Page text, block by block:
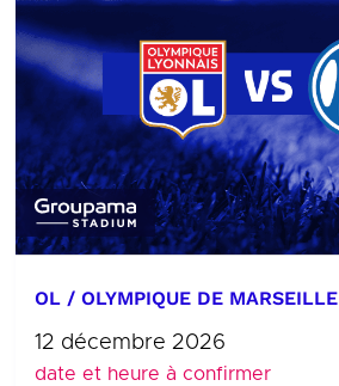
OL / OLYMPIQUE DE MARSEILLE
12 décembre 2026
date et heure à confirmer